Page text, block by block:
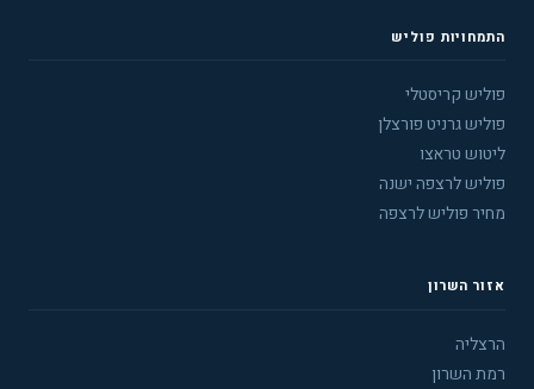
התמחויות פוליש
פוליש קריסטלי
פוליש גרניט פורצלן
ליטוש טראצו
פוליש לרצפה ישנה
מחיר פוליש לרצפה
אזור השרון
הרצליה
רמת השרון